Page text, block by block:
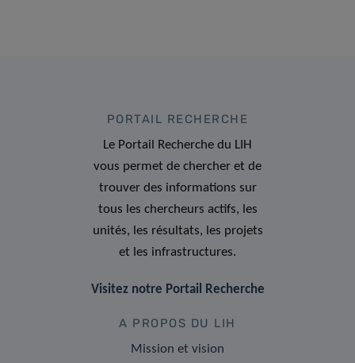
PORTAIL RECHERCHE
Le Portail Recherche du LIH
vous permet de chercher et de
trouver des informations sur
tous les chercheurs actifs, les
unités, les résultats, les projets
et les infrastructures.
Visitez notre Portail Recherche
A PROPOS DU LIH
Mission et vision